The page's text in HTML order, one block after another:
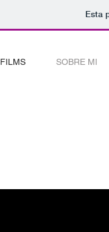
Esta
FILMS SOBRE MI